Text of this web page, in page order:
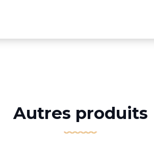
Autres produits